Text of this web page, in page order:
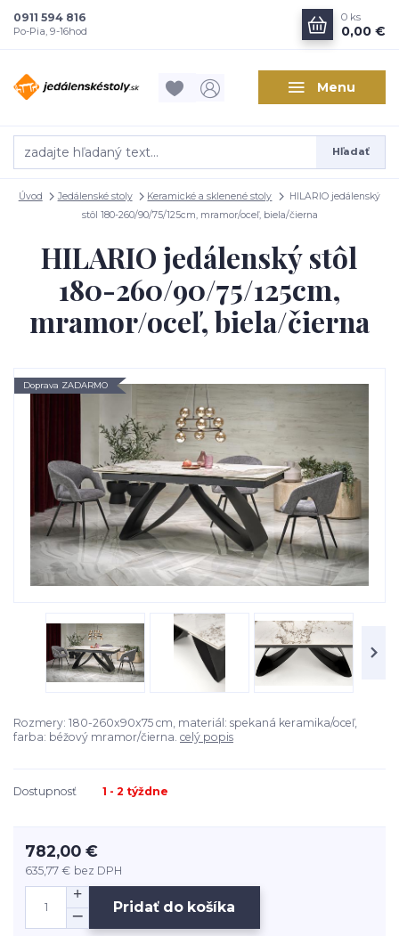
Menu
Hľadať
0911 594 816
Po-Pia, 9-16hod
0 ks
0,00 €
Úvod Jedálenské stoly Keramické a sklenené stoly
HILARIO jedálenský
stôl 180-260/90/75/125cm, mramor/oceľ, biela/čierna
HILARIO jedálenský stôl
180-260/90/75/125cm,
mramor/oceľ, biela/čierna
Doprava ZADARMO
Rozmery: 180-260x90x75 cm, materiál: spekaná keramika/oceľ,
farba: béžový mramor/čierna. celý popis
Dostupnosť 1 - 2 týždne
782,00 €
635,77 € bez DPH
Pridať do košíka